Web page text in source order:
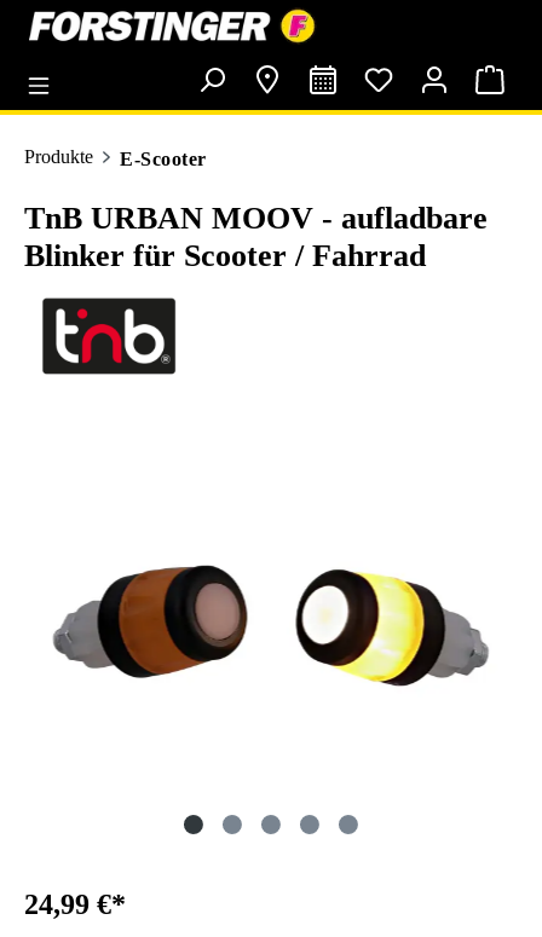
springen
Produkte E-Scooter
TnB URBAN MOOV - aufladbare
Blinker für Scooter / Fahrrad
24,99 €*